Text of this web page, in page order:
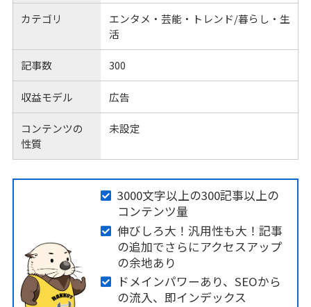
カテゴリ
エンタメ・芸能・トレンド/暮らし・生
活
記事数 300
収益モデル 広告
コンテンツの
性質
未設定
3000文字以上の300記事以上の
コンテンツ量
伸びしろ大！汎用性も大！記事
の追加でさらにアクセスアップ
の余地あり
ドメインパワーあり、SEOから
の流入、即インデックス